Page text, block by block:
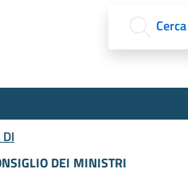
Cerca
DEI MINISTRI